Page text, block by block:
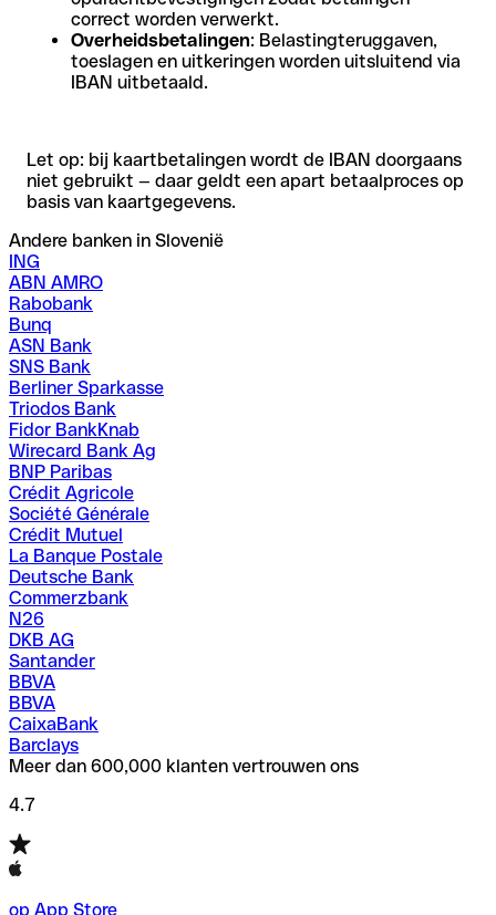
correct worden verwerkt.
Overheidsbetalingen: Belastingteruggaven,
toeslagen en uitkeringen worden uitsluitend via
IBAN uitbetaald.
Let op: bij kaartbetalingen wordt de IBAN doorgaans
niet gebruikt — daar geldt een apart betaalproces op
basis van kaartgegevens.
Andere banken in Slovenië
ING
ABN AMRO
Rabobank
Bunq
ASN Bank
SNS Bank
Berliner Sparkasse
Triodos Bank
Fidor BankKnab
Wirecard Bank Ag
BNP Paribas
Crédit Agricole
Société Générale
Crédit Mutuel
La Banque Postale
Deutsche Bank
Commerzbank
N26
DKB AG
Santander
BBVA
BBVA
CaixaBank
Barclays
Meer dan 600,000 klanten vertrouwen ons
4.7
op App Store